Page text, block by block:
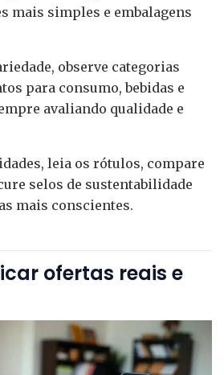
mais simples e embalagens
observe categorias
para consumo, bebidas e
avaliando qualidade e
leia os rótulos, compare
selos de sustentabilidade
mais conscientes.
ofertas reais e